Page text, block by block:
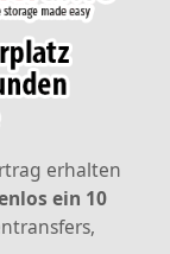
erhalten
ein 10